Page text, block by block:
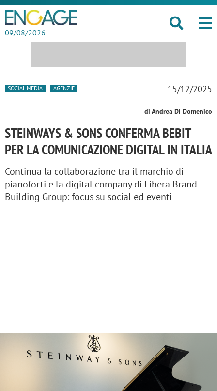
09/08/2026
SOCIAL MEDIA AGENZIE 15/12/2025
di Andrea Di Domenico
STEINWAYS & SONS CONFERMA BEBIT
PER LA COMUNICAZIONE DIGITAL IN ITALIA
Continua la collaborazione tra il marchio di
pianoforti e la digital company di Libera Brand
Building Group: focus su social ed eventi